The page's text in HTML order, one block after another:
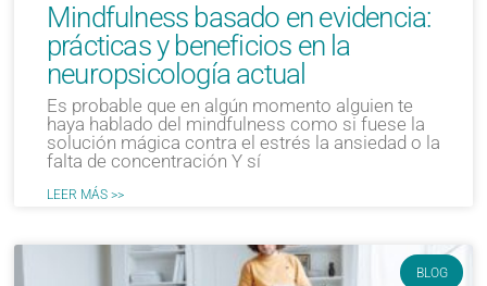
Mindfulness basado en evidencia:
prácticas y beneficios en la
neuropsicología actual
Es probable que en algún momento alguien te
haya hablado del mindfulness como si fuese la
solución mágica contra el estrés la ansiedad o la
falta de concentración Y sí
LEER MÁS >>
BLOG